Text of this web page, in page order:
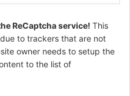
ReCaptcha service! This
to trackers that are not
owner needs to setup the
to the list of